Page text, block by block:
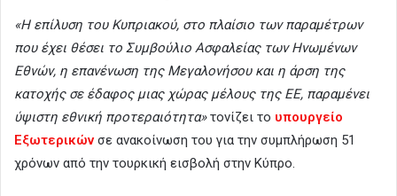
«Η επίλυση του Κυπριακού, στο πλαίσιο των παραμέτρων
που έχει θέσει το Συμβούλιο Ασφαλείας των Ηνωμένων
Εθνών, η επανένωση της Μεγαλονήσου και η άρση της
κατοχής σε έδαφος μιας χώρας μέλους της ΕΕ, παραμένει
ύψιστη εθνική προτεραιότητα»τονίζει το υπουργείο
Εξωτερικώνσε ανακοίνωση του για την συμπλήρωση 51
χρόνων από την τουρκική εισβολή στην Κύπρο.